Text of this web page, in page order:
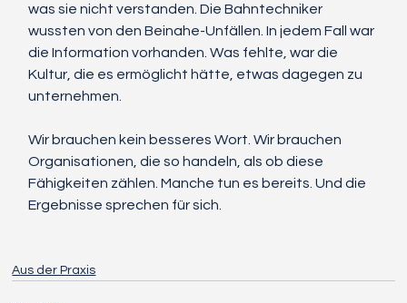
was sie nicht verstanden. Die Bahntechniker
wussten von den Beinahe-Unfällen. In jedem Fall war
die Information vorhanden. Was fehlte, war die
Kultur, die es ermöglicht hätte, etwas dagegen zu
unternehmen.
Wir brauchen kein besseres Wort. Wir brauchen
Organisationen, die so handeln, als ob diese
Fähigkeiten zählen. Manche tun es bereits. Und die
Ergebnisse sprechen für sich.
Aus der Praxis